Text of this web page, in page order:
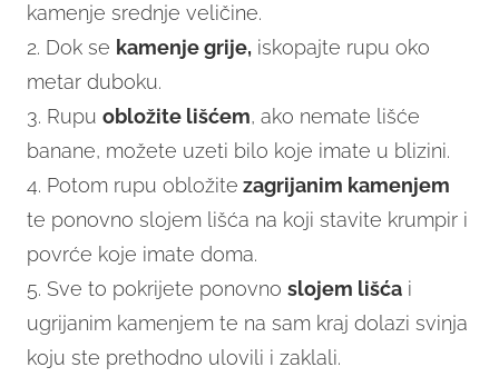
kamenje srednje veličine.
2. Dok se kamenje grije, iskopajte rupu oko
metar duboku.
3. Rupu obložite lišćem, ako nemate lišće
banane, možete uzeti bilo koje imate u blizini.
4. Potom rupu obložite zagrijanim kamenjem
te ponovno slojem lišća na koji stavite krumpir i
povrće koje imate doma.
5. Sve to pokrijete ponovno slojem lišća i
ugrijanim kamenjem te na sam kraj dolazi svinja
koju ste prethodno ulovili i zaklali.